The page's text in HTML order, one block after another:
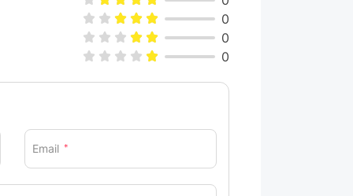
нежное, освежение воздухом,
рубашки, экстра гигиена, детский,
подушка, постельное белье,
0
0
0
Email *